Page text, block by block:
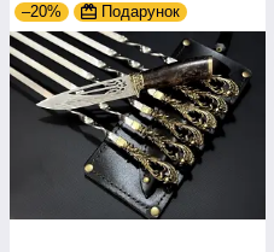
–20% Подарунок